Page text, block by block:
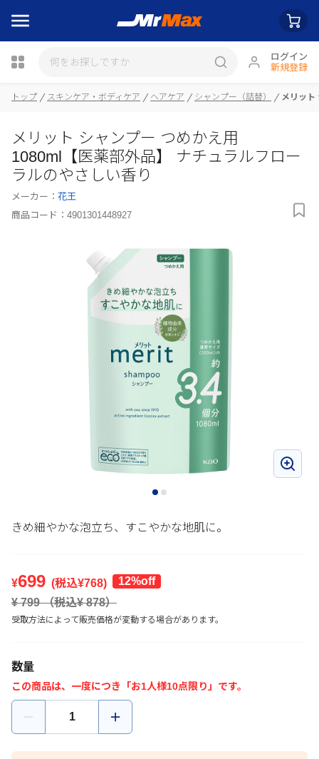
ログイン
新規登録
トップ スキンケア・ボディケア ヘアケア シャンプー（詰替） メリット
メリット シャンプー つめかえ用
1080ml【医薬部外品】 ナチュラルフロー
ラルのやさしい香り
メーカー： 花王
商品コード： 4901301448927
きめ細やかな泡立ち、すこやかな地肌に。
¥699 (税込¥768)
12%off
¥ 799（税込¥878）
受取方法によって販売価格が変動する場合があります。
数量
この商品は、一度につき「お1人様10点限り」です。